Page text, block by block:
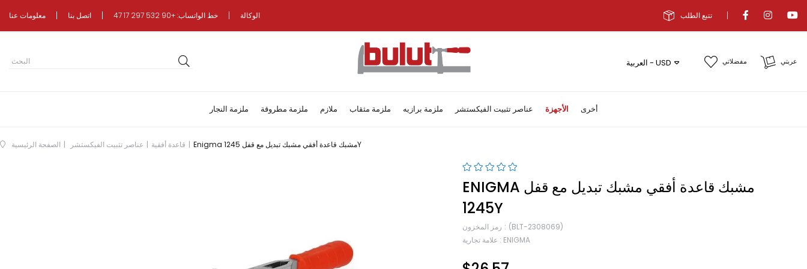
معلومات عنا اتصل بنا خط الواتساب: +90 532 297 17 47 الوكالة تتبع الطلب
عربتي مفضلاتي العربية - USD
ملزمة النجار ملزمة مطروقة ملازم ملزمة مثقاب ملزمة برازيه عناصر تثبيت الفيكستشر الأجهزة أخرى
الصفحة الرئيسية عناصر تثبيت الفيكستشر قاعدة أفقية Enigma مشبك قاعدة أفقي مشبك تبديل مع قفل 1245Y
ENIGMA مشبك قاعدة أفقي مشبك تبديل مع قفل
1245Y
رمز المخزون
(BLT-2308069)
علامة تجارية : ENIGMA